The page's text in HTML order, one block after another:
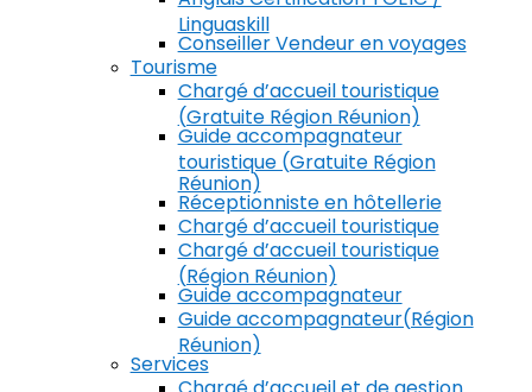
Linguaskill
Conseiller Vendeur en voyages
Tourisme
Chargé d’accueil touristique
(Gratuite Région Réunion)
Guide accompagnateur
touristique (Gratuite Région
Réunion)
Réceptionniste en hôtellerie
Chargé d’accueil touristique
Chargé d’accueil touristique
(Région Réunion)
Guide accompagnateur
Guide accompagnateur(Région
Réunion)
Services